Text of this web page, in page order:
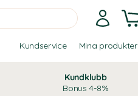
Kundservice Mina produkter
Kundklubb
Bonus 4-8%